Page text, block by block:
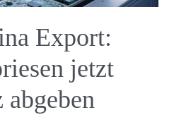
Export:
jetzt
abgeben